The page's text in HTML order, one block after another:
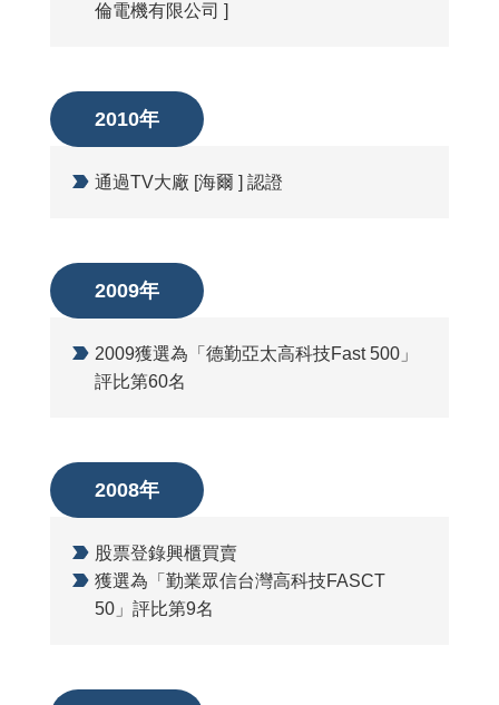
倫電機有限公司 ]
2010年
通過TV大廠 [海爾 ] 認證
2009年
2009獲選為「德勤亞太高科技Fast 500」
評比第60名
2008年
股票登錄興櫃買賣
獲選為「勤業眾信台灣高科技FASCT
50」評比第9名